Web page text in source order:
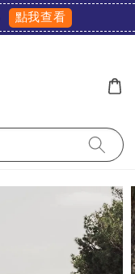
點我查看